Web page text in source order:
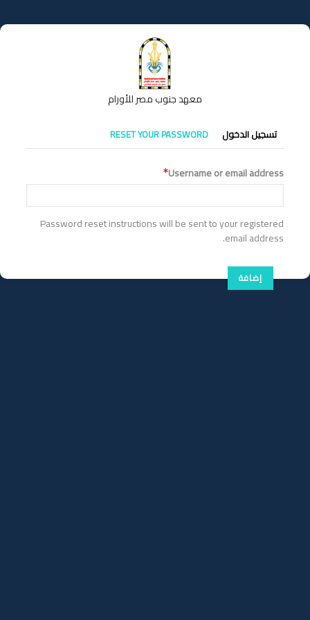
إلى
المحتوى
معهد جنوب مصر للأورام
التبويبات
الأساسية
تسجيل الدخول RESET YOUR PASSWORD
Username or email address
Password reset instructions will be sent to your registered
email address.